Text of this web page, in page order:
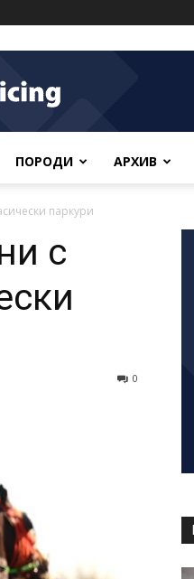
ПОРОДИ АРХИВ
паркури
с
0